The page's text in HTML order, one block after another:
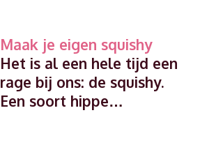
Maak je eigen squishy
Het is al een hele tijd een
rage bij ons: de squishy.
Een soort hippe…